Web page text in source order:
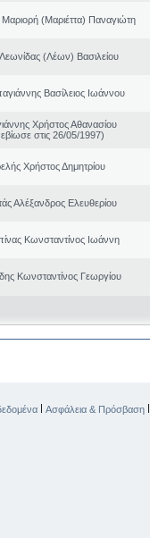
Μαριορή (Μαριέττα) Παναγιώτη
(Λέων) Βασιλείου
Βασίλειος Ιωάννου
Χρήστος Αθανασίου
στις 26/05/1997)
Χρήστος Δημητρίου
Αλέξανδρος Ελευθερίου
Κωνσταντίνος Ιωάννη
Κωνσταντίνος Γεωργίου
| Ασφάλεια & Πρόσβαση